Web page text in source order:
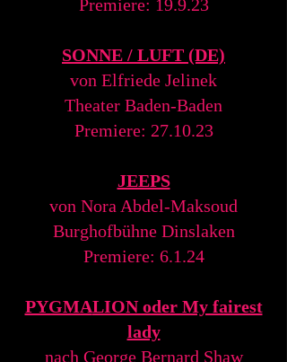
Premiere: 19.9.23
SONNE / LUFT (DE)
von Elfriede Jelinek
Theater Baden-Baden
Premiere: 27.10.23
JEEPS
von Nora Abdel-Maksoud
Burghofbühne Dinslaken
Premiere: 6.1.24
PYGMALION oder My fairest
lady
nach George Bernard Shaw